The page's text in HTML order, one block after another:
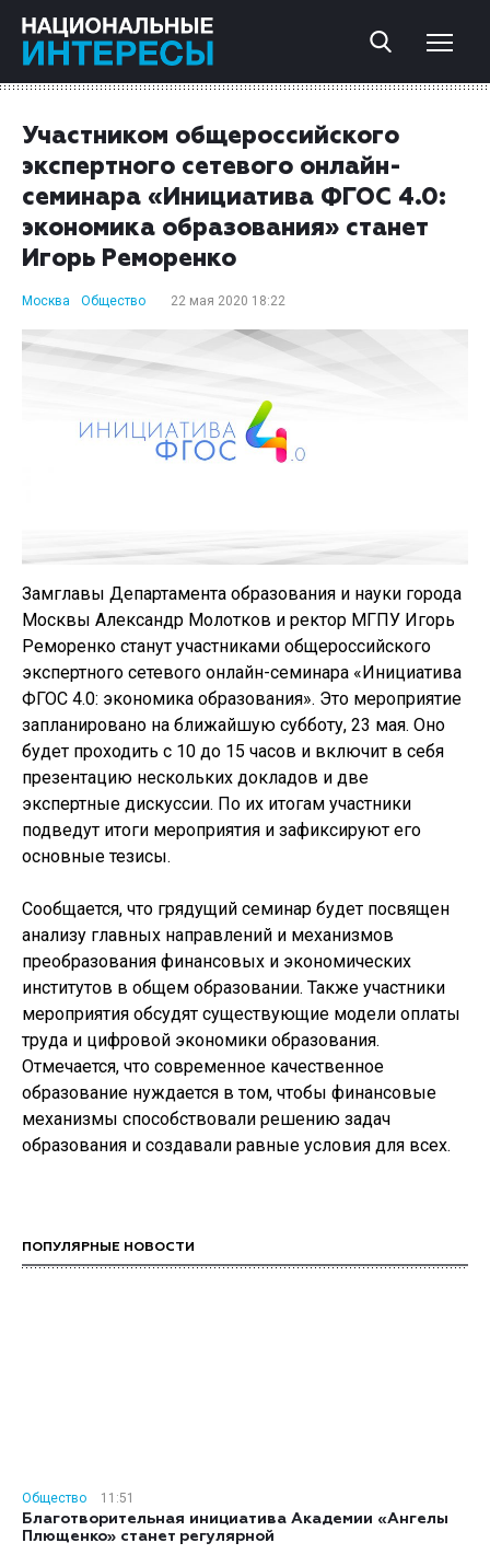
Участником общероссийского
экспертного сетевого онлайн-
семинара «Инициатива ФГОС 4.0:
экономика образования» станет
Игорь Реморенко
Москва Общество 22 мая 2020 18:22
Замглавы Департамента образования и науки города
Москвы Александр Молотков и ректор МГПУ Игорь
Реморенко станут участниками общероссийского
экспертного сетевого онлайн-семинара «Инициатива
ФГОС 4.0: экономика образования». Это мероприятие
запланировано на ближайшую субботу, 23 мая. Оно
будет проходить с 10 до 15 часов и включит в себя
презентацию нескольких докладов и две
экспертные дискуссии. По их итогам участники
подведут итоги мероприятия и зафиксируют его
основные тезисы.
Сообщается, что грядущий семинар будет посвящен
анализу главных направлений и механизмов
преобразования финансовых и экономических
институтов в общем образовании. Также участники
мероприятия обсудят существующие модели оплаты
труда и цифровой экономики образования.
Отмечается, что современное качественное
образование нуждается в том, чтобы финансовые
механизмы способствовали решению задач
образования и создавали равные условия для всех.
ПОПУЛЯРНЫЕ НОВОСТИ
Общество
11:51
Благотворительная инициатива Академии «Ангелы
Плющенко» станет регулярной